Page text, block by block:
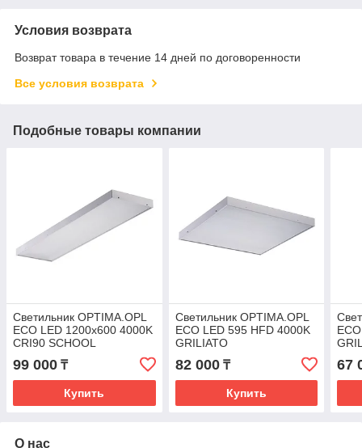
Условия возврата
Возврат товара в течение 14 дней по договоренности
Все условия возврата
Подобные товары компании
Светильник OPTIMA.OPL
ECO LED 1200x600 4000K
CRI90 SCHOOL
99 000 ₸
Купить
Светильник OPTIMA.OPL
ECO LED 595 HFD 4000K
GRILIATO
82 000₸
Купить
67
О нас